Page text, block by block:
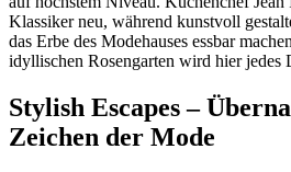
Klassiker neu, während kunstvoll
das Erbe des Modehauses essbar
idyllischen Rosengarten wird hier jedes
Stylish Escapes–
Zeichen der Mode